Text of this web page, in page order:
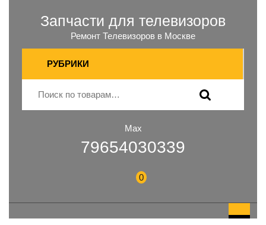
Запчасти для телевизоров
Ремонт Телевизоров в Москве
РУБРИКИ
Max
79654030339
0